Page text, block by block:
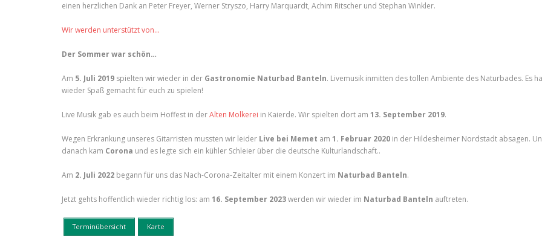
einen herzlichen Dank an Peter Freyer, Werner Stryszo, Harry Marquardt, Achim Ritscher und Stephan Winkler.
Wir werden unterstützt von…
Der Sommer war schön…
Am 5. Juli 2019 spielten wir wieder in der Gastronomie Naturbad Banteln. Livemusik inmitten des tollen Ambiente des Naturbades. Es
wieder Spaß gemacht für euch zu spielen!
Live Musik gab es auch beim Hoffest in derAlten Molkerei in Kaierde. Wir spielten dort am 13. September 2019.
Wegen Erkrankung unseres Gitarristen mussten wir leider Live bei Memet am 1. Februar 2020 in der Hildesheimer Nordstadt absagen.
danach kam Corona und es legte sich ein kühler Schleier über die deutsche Kulturlandschaft..
Am 2. Juli 2022 begann für uns das Nach-Corona-Zeitalter mit einem Konzert im Naturbad Banteln.
Jetzt gehts hoffentlich wieder richtig los: am 16. September 2023werden wir wieder im Naturbad Banteln auftreten.
Terminübersicht Karte